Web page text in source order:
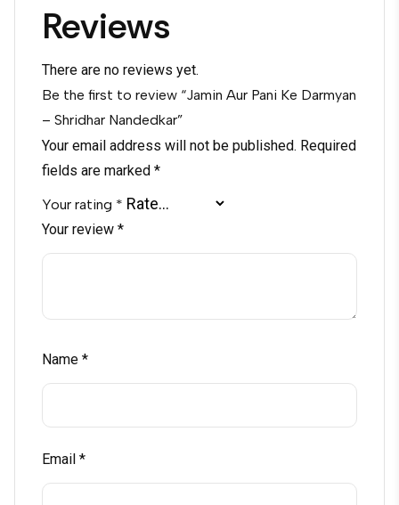
Reviews
There are no reviews yet.
Be the first to review “Jamin Aur Pani Ke Darmyan
– Shridhar Nandedkar”
Your email address will not be published. Required
fields are marked *
Your rating *
Your review *
Name *
Email *